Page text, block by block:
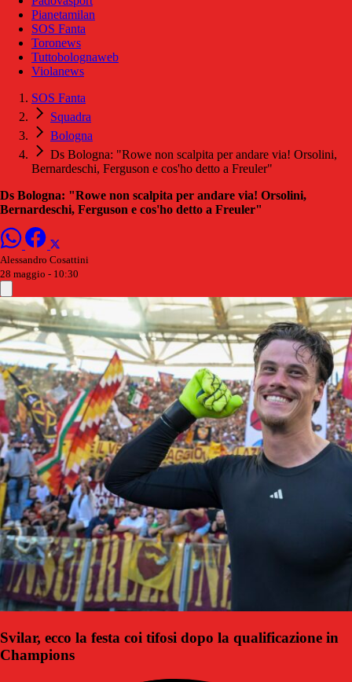
Pianetamilan
SOS Fanta
Toronews
Tuttobolognaweb
Violanews
SOS Fanta
Squadra
Bologna
Ds Bologna: "Rowe non scalpita per andare via! Orsolini,
Bernardeschi, Ferguson e cos'ho detto a Freuler"
Ds Bologna: "Rowe non scalpita per andare via! Orsolini,
Bernardeschi, Ferguson e cos'ho detto a Freuler"
Alessandro Cosattini
28 maggio - 10:30
Svilar, ecco la festa coi tifosi dopo la qualificazione in
Champions